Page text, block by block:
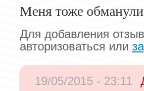
Меня тоже
Для добавления
авторизоваться или
19/05/2015 - 23:11